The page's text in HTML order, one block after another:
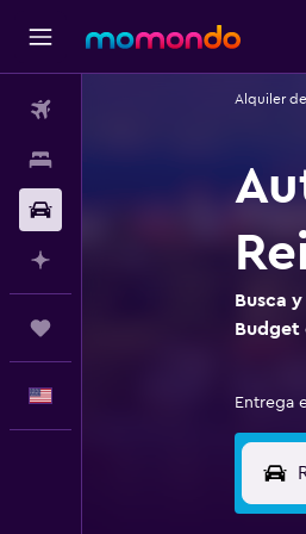
Alquiler
Busca
Budget
Entrega